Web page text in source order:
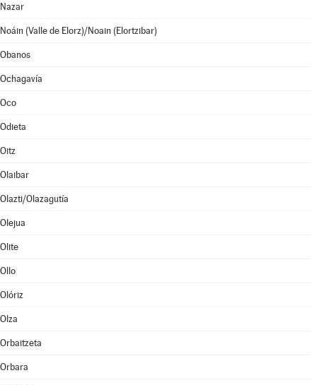
Nazar
Noáin (Valle de Elorz)/Noain (Elortzibar)
Obanos
Ochagavía
Oco
Odieta
Oitz
Olaibar
Olazti/Olazagutía
Olejua
Olite
Ollo
Olóriz
Olza
Orbaitzeta
Orbara